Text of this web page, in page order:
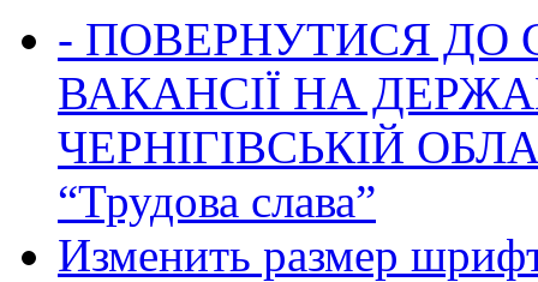
- ПОВЕРНУТИСЯ ДО
ВАКАНСІЇ НА
ЧЕРНІГІВСЬКІЙ
“Трудова слава”
Изменить размер